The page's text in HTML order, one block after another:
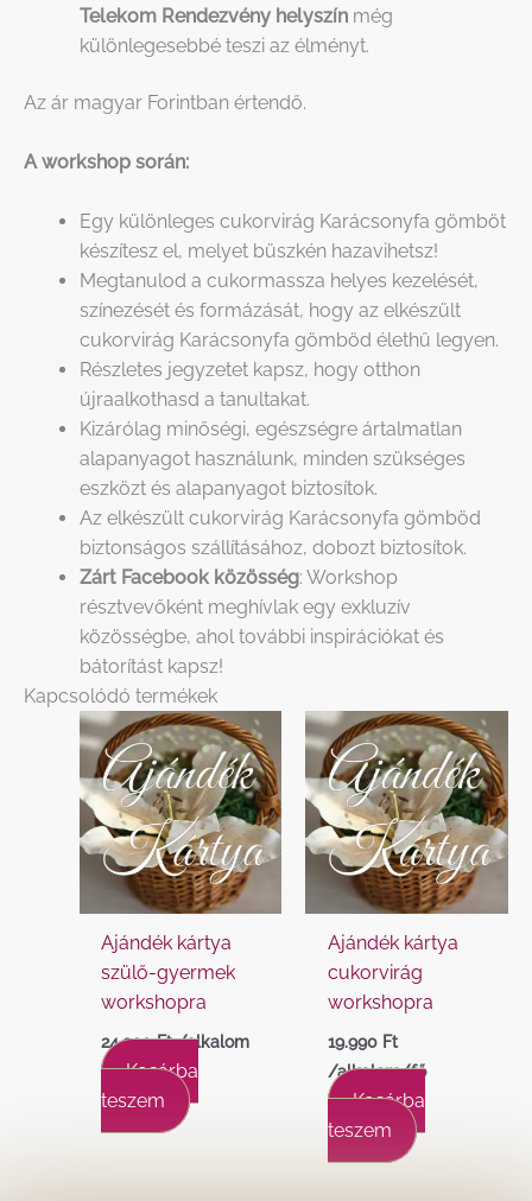
Telekom Rendezvény helyszínmég
különlegesebbé teszi az élményt.
Az ár magyar Forintban értendő.
A workshop során:
Egy különleges cukorvirág Karácsonyfa gömböt
készítesz el, melyet büszkén hazavihetsz!
Megtanulod a cukormassza helyes kezelését,
színezését és formázását, hogy az elkészült
cukorvirág Karácsonyfa gömböd élethű legyen.
Részletes jegyzetet kapsz, hogy otthon
újraalkothasd a tanultakat.
Kizárólag minőségi, egészségre ártalmatlan
alapanyagot használunk, minden szükséges
eszközt és alapanyagot biztosítok.
Az elkészült cukorvirág Karácsonyfa gömböd
biztonságos szállításához, dobozt biztosítok.
Zárt Facebook közösség: Workshop
résztvevőként meghívlak egy exkluzív
közösségbe, ahol további inspirációkat és
bátorítást kapsz!
Kapcsolódó termékek
Ajándék kártya
szülő-gyermek
workshopra
24.990Ft /alkalom
Kosárba
teszem
Ajándék kártya
cukorvirág
workshopra
19.990 Ft
/alkalom/fő
Kosárba
teszem